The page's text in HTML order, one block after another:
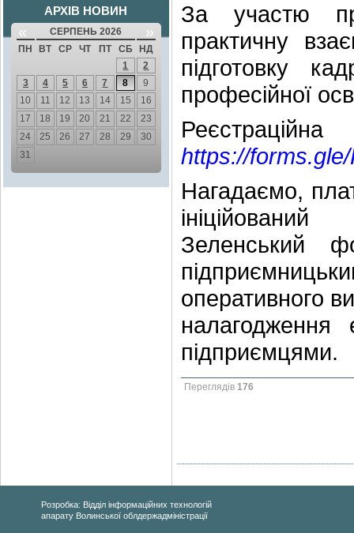
АРХІВ НОВИН
« СЕРПЕНЬ 2026 »
ПН ВТ СР ЧТ ПТ СБ
НД
1
2
3
4 5 6 7 8
9
10
11 12 13 14 15
16
17
18 19 20 21 22
23
24
25 26 27 28 29
30
31
За участю
практичну
підготовку
професійної
https://
Нагадаємо,
Зеленський
оперативного
налагодження
підприємцями.
Переглядів 176
Розробка: Відділ інформаційних технологій
апарату Волинської облдержадміністрації